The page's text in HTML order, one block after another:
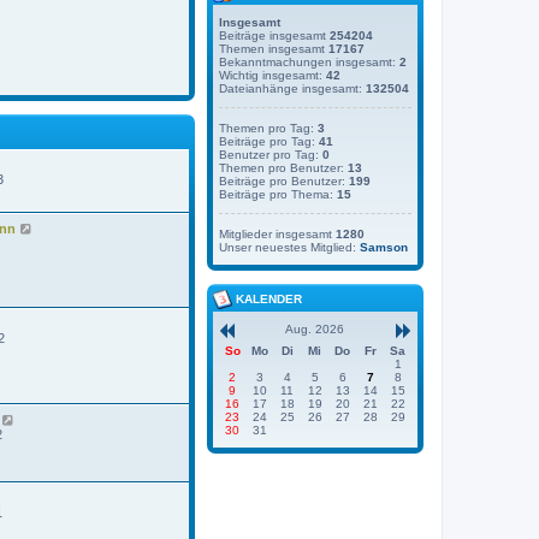
r
Insgesamt
Beiträge insgesamt 254204
Themen insgesamt 17167
Bekanntmachungen insgesamt: 2
Wichtig insgesamt: 42
Dateianhänge insgesamt: 132504
Themen pro Tag: 3
Beiträge pro Tag: 41
Benutzer pro Tag: 0
Themen pro Benutzer: 13
Beiträge pro Benutzer: 199
Beiträge pro Thema: 15
Mitglieder insgesamt 1280
Unser neuestes Mitglied: Samson
KALENDER
Aug. 2026
So
Mo Di Mi Do Fr
Sa
1
2
3 4 5 6 7
8
9
10 11 12 13 14
15
16
17 18 19 20 21
22
23
24 25 26 27 28
29
30
31